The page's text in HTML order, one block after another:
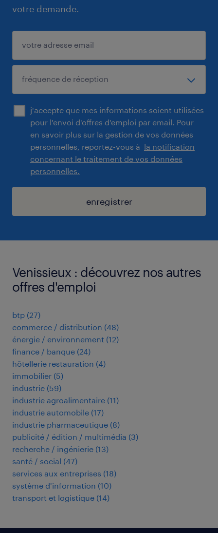
votre demande.
j'accepte que mes informations soient utilisées
pour l'envoi d'offres d'emploi par email. Pour
en savoir plus sur la gestion de vos données
personnelles, reportez-vous à la notification
concernant le traitement de vos données
personnelles.
enregistrer
Venissieux : découvrez nos autres
offres d'emploi
btp (27)
commerce / distribution (48)
énergie / environnement (12)
finance / banque (24)
hôtellerie restauration (4)
immobilier (5)
industrie (59)
industrie agroalimentaire (11)
industrie automobile (17)
industrie pharmaceutique (8)
publicité / édition / multimédia (3)
recherche / ingénierie (13)
santé / social (47)
services aux entreprises (18)
système d'information (10)
transport et logistique (14)